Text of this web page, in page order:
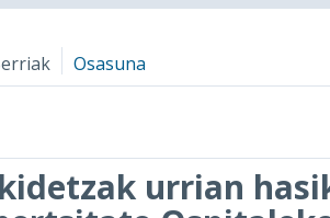
Osasuna
urrian